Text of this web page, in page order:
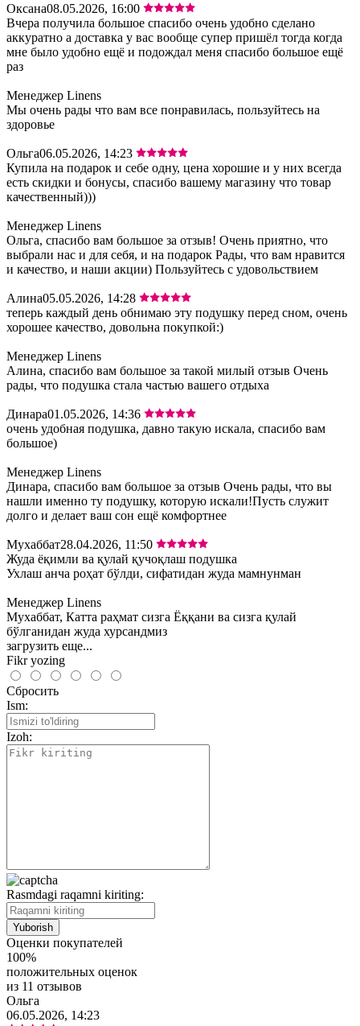
Оксана08.05.2026, 16:00
Вчера получила большое спасибо очень удобно сделано
аккуратно а доставка у вас вообще супер пришёл тогда когда
мне было удобно ещё и подождал меня спасибо большое ещё
раз
Менеджер Linens
Мы очень рады что вам все понравилась, пользуйтесь на
здоровье
Ольга06.05.2026, 14:23
Купила на подарок и себе одну, цена хорошие и у них всегда
есть скидки и бонусы, спасибо вашему магазину что товар
качественный)))
Менеджер Linens
Ольга, спасибо вам большое за отзыв! Очень приятно, что
выбрали нас и для себя, и на подарок Рады, что вам нравится
и качество, и наши акции) Пользуйтесь с удовольствием
Алина05.05.2026, 14:28
теперь каждый день обнимаю эту подушку перед сном, очень
хорошее качество, довольна покупкой:)
Менеджер Linens
Алина, спасибо вам большое за такой милый отзыв Очень
рады, что подушка стала частью вашего отдыха
Динара01.05.2026, 14:36
очень удобная подушка, давно такую искала, спасибо вам
большое)
Менеджер Linens
Динара, спасибо вам большое за отзыв Очень рады, что вы
нашли именно ту подушку, которую искали!Пусть служит
долго и делает ваш сон ещё комфортнее
Мухаббат28.04.2026, 11:50
Жуда ёқимли ва қулай қучоқлаш подушка
Ухлаш анча роҳат бўлди, сифатидан жуда мамнунман
Менеджер Linens
Мухаббат, Катта раҳмат сизга Ёққани ва сизга қулай
бўлганидан жуда хурсандмиз
загрузить еще...
Fikr yozing
Сбросить
Ism:
Izoh:
Rasmdagi raqamni kiriting:
Оценки покупателей
100%
положительных оценок
из 11 отзывов
Ольга
06.05.2026, 14:23